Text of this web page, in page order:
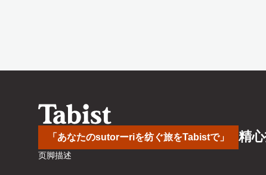
「あなたのsutorーriを纺ぐ旅をTabistで」 精
页脚描述